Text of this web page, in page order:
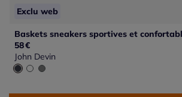
Exclu web
58€
John Devin